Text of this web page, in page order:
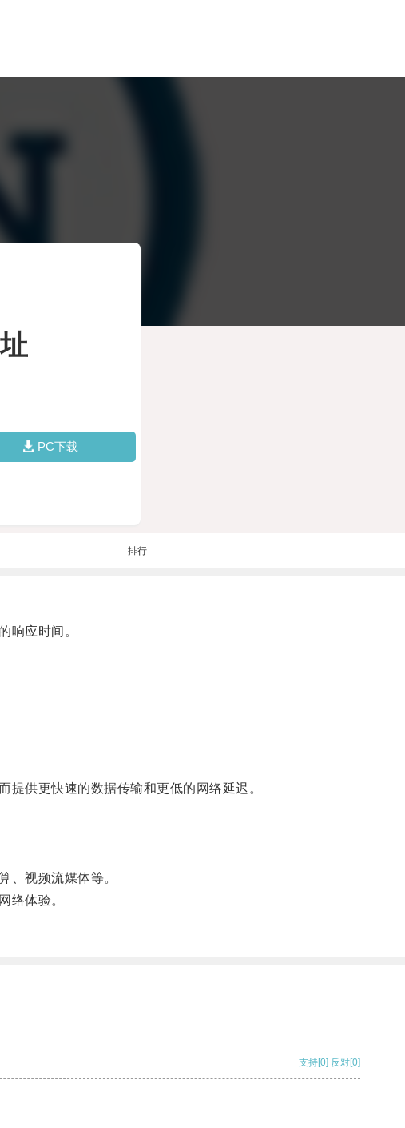
PC下载
排行
响应时间。
供更快速的数据传输和更低的网络延迟。
视频流媒体等。
络体验。
支持[0] 反对[0]